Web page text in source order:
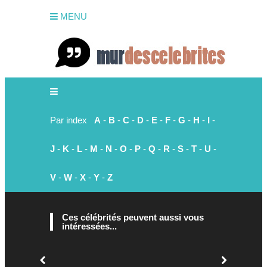
MENU
Par index A - B - C - D - E - F - G - H - I -
J - K - L - M - N - O - P - Q - R - S - T - U -
V - W - X - Y - Z
Ces célébrités peuvent aussi vous
intéressées...